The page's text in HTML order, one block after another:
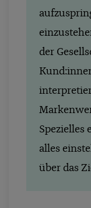
der
Spezielles
alles
über das